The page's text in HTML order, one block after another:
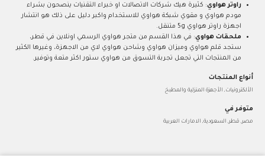
راوتر هواوي: كثيرة هيك شركات الاتصالات او خبراء التقنيات ينصحون بشراء
مودم هواوي و مقوي شبكة هواوي للاستخدام واكبر دليل على ذلك هو انتشار
اجهزة راوتر هواوي 5g متنقل.
ملحقات هواوي: في هذا القسم من متجر هواوي الرسمي اونلاين في قطر،
ستجد قلم هواوي وميزان هواوي وشاحن هواوي لاي من الاجهزة، وغيرها الكثير
من المنتجات التي تجعل تجربة التسوق من هواوي ستور اكثر متعة وتوفير.
أنواع المنتجات
الألكترونيات, الأجهزة المنزلية والمطبخ
متوفر في
مصر, قطر, السعودية, الامارات العربية